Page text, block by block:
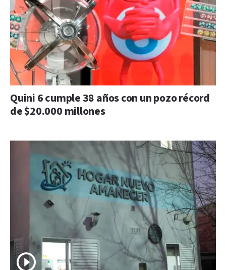
Quini 6 cumple 38 años con un pozo récord
de $20.000 millones